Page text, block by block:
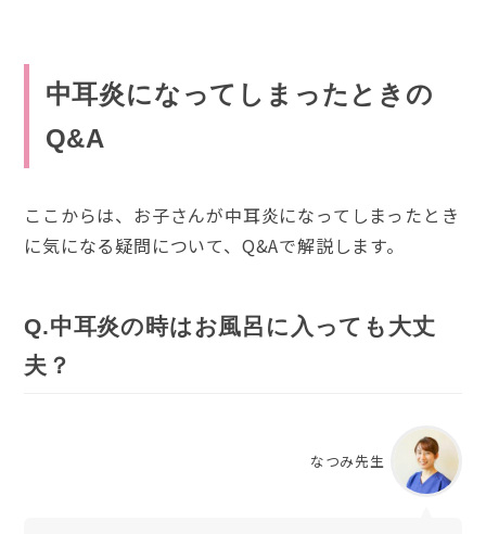
中耳炎になってしまったときの
Q&A
ここからは、お子さんが中耳炎になってしまったとき
に気になる疑問について、Q&Aで解説します。
Q.中耳炎の時はお風呂に入っても大丈
夫？
なつみ先生